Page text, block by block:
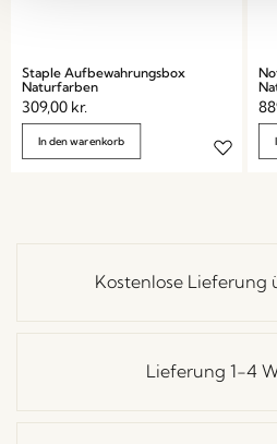
Staple Aufbewahrungsbox
Naturfarben
309,00 kr.
In den warenkorb
Kostenlose Lieferung
Lieferung 1-4